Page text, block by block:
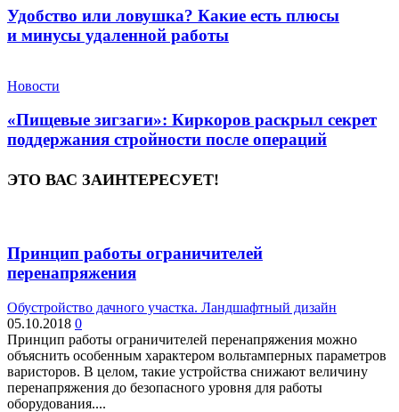
Удобство или ловушка? Какие есть плюсы
и минусы удаленной работы
Новости
«Пищевые зигзаги»: Киркоров раскрыл секрет
поддержания стройности после операций
ЭТО ВАС ЗАИНТЕРЕСУЕТ!
Принцип работы ограничителей
перенапряжения
Обустройство дачного участка. Ландшафтный дизайн
05.10.2018 0
Принцип работы ограничителей перенапряжения можно
объяснить особенным характером вольтамперных параметров
варисторов. В целом, такие устройства снижают величину
перенапряжения до безопасного уровня для работы
оборудования....